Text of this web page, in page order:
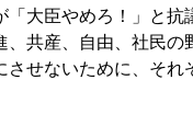
大臣やめろ！」と
共産、自由、社民
せないために、そ